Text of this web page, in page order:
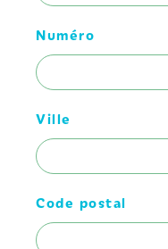
Numéro
Ville
Code postal